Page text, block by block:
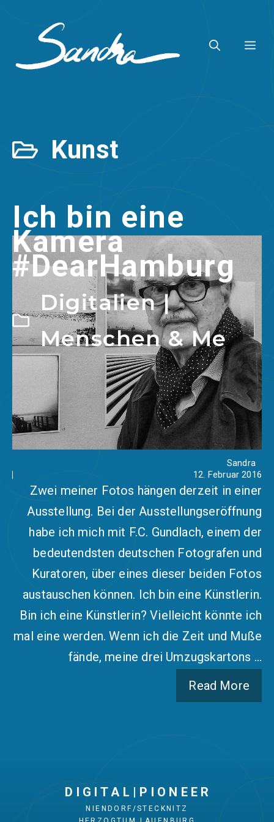
Kunst
Ich bin eine
Kamera
#DearHamburg
Digitalien|
Menschen & Me
Sandra
12. Februar 2016
Zwei meiner Fotos hängen derzeit in einer
Ausstellung. Bei der Ausstellungseröffnung
habe ich mich mit F.C. Gundlach, einem der
bedeutendsten deutschen Fotografen und
Kuratoren, über eines dieser beiden Fotos
austauschen können. Ich bin eine Künstlerin.
Bin ich eine Künstlerin? Vielleicht könnte ich
mal eine werden. Wenn ich die Zeit und Muße
fände, meine drei Umzugskartons …
Read More
D I G I T A L | P I O N E E R
NIENDORF/STECKNITZ